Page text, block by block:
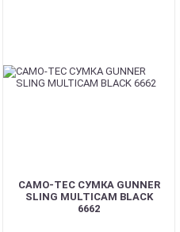
CAMO-TEC СУМКА GUNNER
SLING MULTICAM BLACK
6662